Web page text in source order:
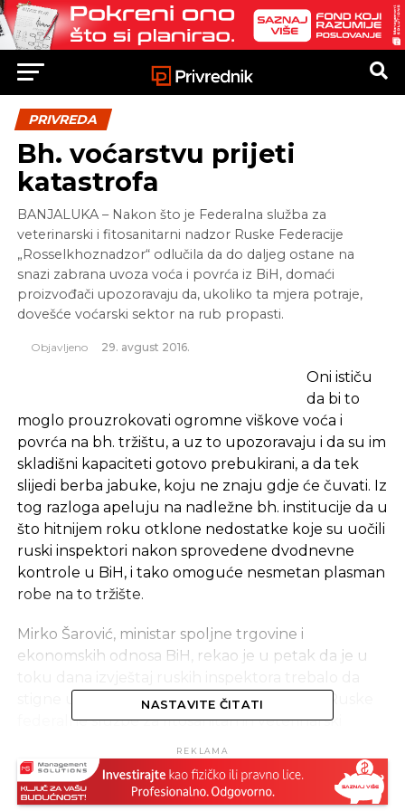
PRIVREDA
Bh. voćarstvu prijeti
katastrofa
BANJALUKA – Nakon što je Federalna služba za
veterinarski i fitosanitarni nadzor Ruske Federacije
„Rosselkhoznadzor“ odlučila da do daljeg ostane na
snazi zabrana uvoza voća i povrća iz BiH, domaći
proizvođači upozoravaju da, ukoliko ta mjera potraje,
dovešće voćarski sektor na rub propasti.
Objavljeno 29. avgust 2016.
Oni ističu
da bi to
moglo prouzrokovati ogromne viškove voća i
povrća na bh. tržištu, a uz to upozoravaju i da su im
skladišni kapaciteti gotovo prebukirani, a da tek
slijedi berba jabuke, koju ne znaju gdje će čuvati. Iz
tog razloga apeluju na nadležne bh. institucije da u
što hitnijem roku otklone nedostatke koje su uočili
ruski inspektori nakon sprovedene dvodnevne
kontrole u BiH, i tako omoguće nesmetan plasman
robe na to tržište.
Mirko Šarović, ministar spoljne trgovine i
ekonomskih odnosa BiH, rekao je u petak da je u
stigne u ovo ministarstvo. „Kada izvještaj te Ruske
federalne službe za fitosanitarni i veterinarski
kako bi nadležne institucije i kompanije otklonile
nedostatke.
NASTAVITE ČITATI
REKLAMA